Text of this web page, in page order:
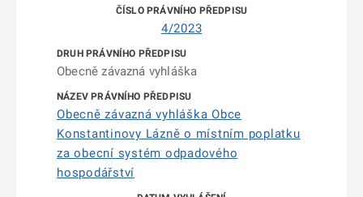
4/2023
Obecně závazná vyhláška
Obecně závazná vyhláška Obce
Konstantinovy Lázně o místním poplatku
za obecní systém odpadového
hospodářství